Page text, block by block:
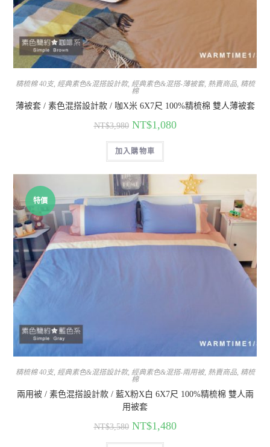
精梳棉 40支, 經典素色&混搭設計款, 經典素色&混搭-薄被套, 熱賣商品, 精梳
棉
薄被套 / 素色混搭設計款 / 咖X米 6X7尺 100%精梳棉 雙人薄被套
NT$3,980 NT$1,080
加入購物車
特價
精梳棉 40支, 經典素色&混搭設計款, 經典素色&混搭-兩用被, 熱賣商品, 精梳
棉
兩用被 / 素色混搭設計款 / 藍X粉X白 6X7尺 100%精梳棉 雙人兩
用被套
NT$3,580 NT$1,480